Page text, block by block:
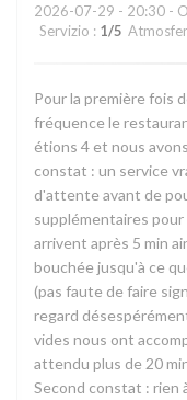
2026-07-29 - 20:30 -
Servizio : 1/5
Pour la première fois
fréquence le
étions 4 et nous
constat : un service
d'attente avant de
supplémentaires
arrivent après 5 min
bouchée jusqu'à ce
(pas faute de faire
regard
vides nous ont
attendu plus de 20
Second constat : rien